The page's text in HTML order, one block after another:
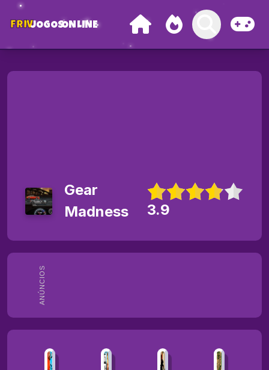
FRIVJOGOSONLINE
ANÚNCIOS
Gear
Madness
3.9